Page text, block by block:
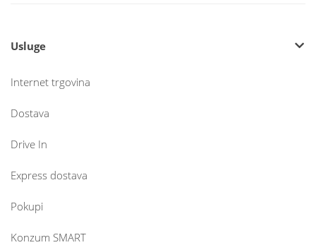
Usluge
Internet trgovina
Dostava
Drive In
Express dostava
Pokupi
Konzum SMART